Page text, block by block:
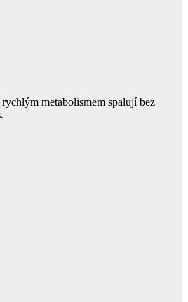
metabolismem spalují bez
.